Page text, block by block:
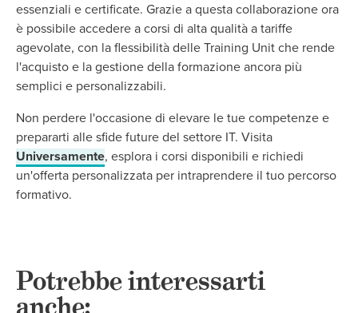
essenziali e certificate. Grazie a questa collaborazione ora
è possibile accedere a corsi di alta qualità a tariffe
agevolate, con la flessibilità delle Training Unit che rende
l'acquisto e la gestione della formazione ancora più
semplici e personalizzabili.
Non perdere l'occasione di elevare le tue competenze e
prepararti alle sfide future del settore IT. Visita
Universamente, esplora i corsi disponibili e richiedi
un'offerta personalizzata per intraprendere il tuo percorso
formativo.
Potrebbe interessarti